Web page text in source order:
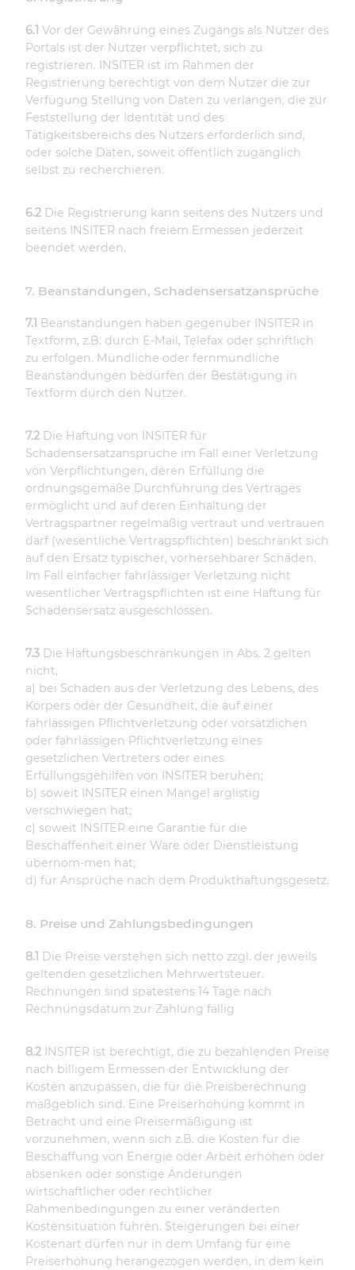
6.1 Vor der Gewährung eines Zugangs als Nutzer des
Portals ist der Nutzer verpflichtet, sich zu
registrieren. INSITER ist im Rahmen der
Registrierung berechtigt von dem Nutzer die zur
Verfügung Stellung von Daten zu verlangen, die zur
Feststellung der Identität und des
Tätigkeitsbereichs des Nutzers erforderlich sind,
oder solche Daten, soweit öffentlich zugänglich
selbst zu recherchieren.
6.2 Die Registrierung kann seitens des Nutzers und
seitens INSITER nach freiem Ermessen jederzeit
beendet werden.
7. Beanstandungen, Schadensersatzansprüche
7.1 Beanstandungen haben gegenüber INSITER in
Textform, z.B. durch E-Mail, Telefax oder schriftlich
zu erfolgen. Mündliche oder fernmündliche
Beanstandungen bedürfen der Bestätigung in
Textform durch den Nutzer.
7.2 Die Haftung von INSITER für
Schadensersatzansprüche im Fall einer Verletzung
von Verpflichtungen, deren Erfüllung die
ordnungsgemäße Durchführung des Vertrages
ermöglicht und auf deren Einhaltung der
Vertragspartner regelmäßig vertraut und vertrauen
darf (wesentliche Vertragspflichten) beschränkt sich
auf den Ersatz typischer, vorhersehbarer Schäden.
Im Fall einfacher fahrlässiger Verletzung nicht
wesentlicher Vertragspflichten ist eine Haftung für
Schadensersatz ausgeschlossen.
7.3 Die Haftungsbeschränkungen in Abs. 2 gelten
nicht,
a) bei Schäden aus der Verletzung des Lebens, des
Körpers oder der Gesundheit, die auf einer
fahrlässigen Pflichtverletzung oder vorsätzlichen
oder fahrlässigen Pflichtverletzung eines
gesetzlichen Vertreters oder eines
Erfüllungsgehilfen von INSITER beruhen;
b) soweit INSITER einen Mangel arglistig
verschwiegen hat;
c) soweit INSITER eine Garantie für die
Beschaffenheit einer Ware oder Dienstleistung
übernom-men hat;
d) für Ansprüche nach dem Produkthaftungsgesetz.
8. Preise und Zahlungsbedingungen
8.1 Die Preise verstehen sich netto zzgl. der jeweils
geltenden gesetzlichen Mehrwertsteuer.
Rechnungen sind spätestens 14 Tage nach
Rechnungsdatum zur Zahlung fällig
8.2 INSITER ist berechtigt, die zu bezahlenden Preise
nach billigem Ermessen der Entwicklung der
Kosten anzupassen, die für die Preisberechnung
maßgeblich sind. Eine Preiserhöhung kommt in
Betracht und eine Preisermäßigung ist
vorzunehmen, wenn sich z.B. die Kosten für die
Beschaffung von Energie oder Arbeit erhöhen oder
absenken oder sonstige Änderungen
wirtschaftlicher oder rechtlicher
Rahmenbedingungen zu einer veränderten
Kostensituation führen. Steigerungen bei einer
Kostenart dürfen nur in dem Umfang für eine
Preiserhöhung herangezogen werden, in dem kein
Dauer der Speicherung
Ursprung
insiter.de
cc, cc-analytics
Speicherung der Cookie-Einstellungen.
Dauer der Speicherung
1 Jahr
Ursprung
_GRECAPTCHA
Cookie zur Verweidung von Spam.
insiter.de